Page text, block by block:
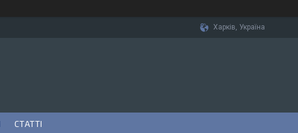
Харків, Україна
СТАТТІ